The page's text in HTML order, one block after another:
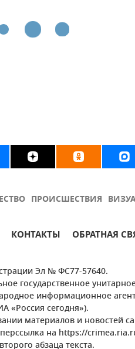
ПРОИСШЕСТВИЯ
КОНТАКТЫ ОБРАТНАЯ
Эл № ФС77-57640.
государственное
информационное
«Россия сегодня»).
материалов и новостей
на https://
абзаца текста.